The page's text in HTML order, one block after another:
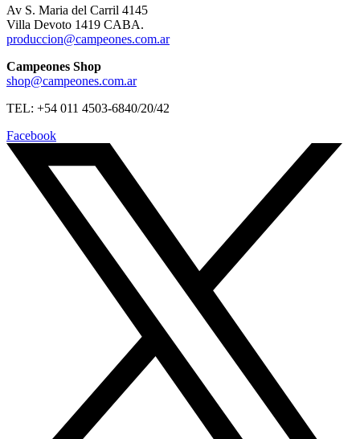
Av S. Maria del Carril 4145
Villa Devoto 1419 CABA.
produccion@campeones.com.ar
Campeones Shop
shop@campeones.com.ar
TEL: +54 011 4503-6840/20/42
Facebook